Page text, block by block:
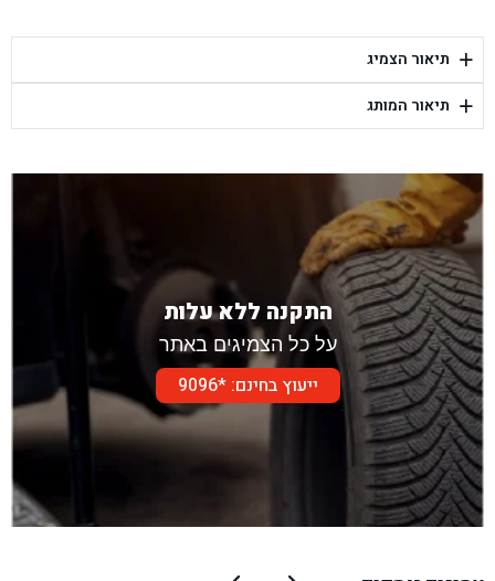
בן גל - יפת 88, תל אביב יפו - תל אביב
בן גל - דור אלון הר טוב - בית שמש
+ תיאור הצמיג
+ תיאור המותג
התקנה ללא עלות
על כל הצמיגים באתר
ייעוץ בחינם: *9096